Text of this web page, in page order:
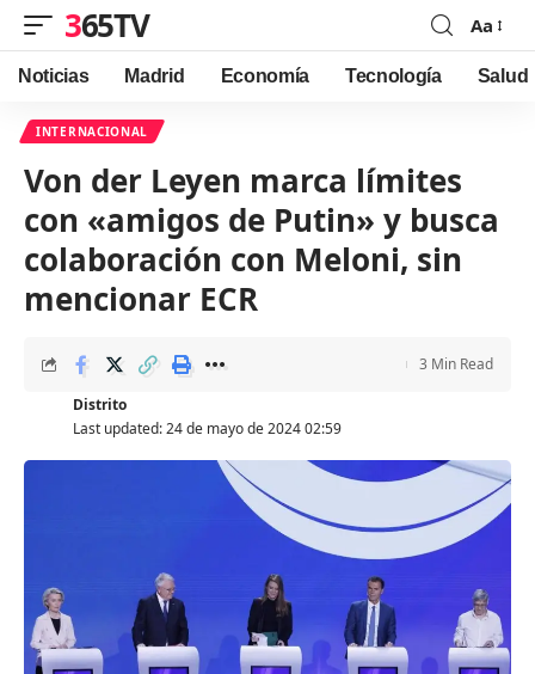
365TV
Font
Resizer
Aa
Noticias Madrid Economía Tecnología Salud
INTERNACIONAL
Von der Leyen marca límites
con «amigos de Putin» y busca
colaboración con Meloni, sin
mencionar ECR
Last updated: 24 de mayo de 2024 02:59
Distrito
3 Min Read